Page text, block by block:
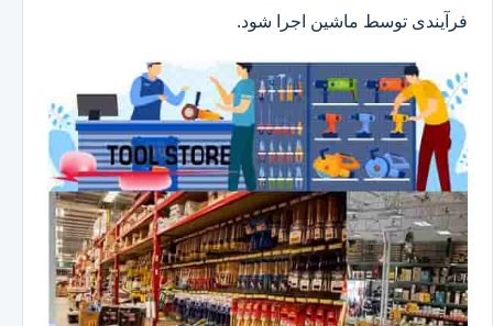
فرآیندی توسط ماشین اجرا شود.